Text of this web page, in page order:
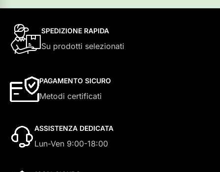
SPEDIZIONE RAPIDA
Su prodotti selezionati
PAGAMENTO SICURO
Metodi certificati
ASSISTENZA DEDICATA
Lun-Ven 9:00-18:00